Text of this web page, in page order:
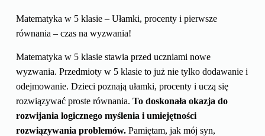
Matematyka w 5 klasie – Ułamki, procenty i pierwsze
równania – czas na wyzwania!
Matematyka w 5 klasie stawia przed uczniami nowe
wyzwania. Przedmioty w 5 klasie to już nie tylko dodawanie i
odejmowanie. Dzieci poznają ułamki, procenty i uczą się
rozwiązywać proste równania. To doskonała okazja do
rozwijania logicznego myślenia i umiejętności
rozwiązywania problemów.Pamiętam, jak mój syn,